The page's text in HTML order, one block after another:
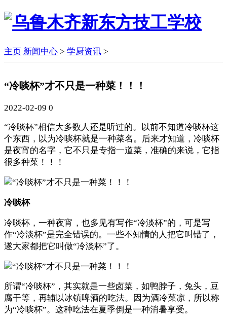
主页 新闻中心 > 学厨资讯 >
“冷啖杯”才不只是一种菜！！！
2022-02-09 0
“冷啖杯”相信大多数人还是听过的。以前不知道冷啖杯这
个东西，以为冷啖杯就是一种菜名。后来才知道，冷啖杯
是夜宵的名字，它不只是专指一道菜，准确的来说，它指
很多种菜！！！
冷啖杯
冷啖杯，一种夜宵，也多见有写作“冷淡杯”的，可是写
作“冷淡杯”是完全错误的。一些不知情的人把它叫错了，
遂大家都把它叫做“冷淡杯”了。
所谓“冷啖杯”，其实就是一些卤菜，如鸭脖子，兔头，豆
腐干等，再辅以冰镇啤酒的吃法。因为酒冷菜凉，所以称
为“冷啖杯”。这种吃法在夏季倒是一种消暑享受。